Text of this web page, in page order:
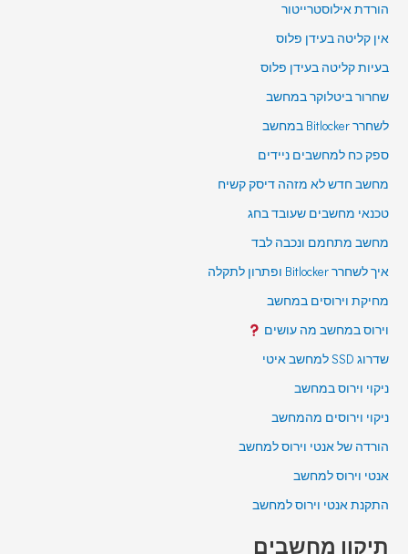
הורדת אילוסטרייטור
אין קליטה בעידן פלוס
בעיות קליטה בעידן פלוס
שחרור ביטלוקר במחשב
לשחרר Bitlocker במחשב
ספק כח למחשבים ניידים
מחשב חדש לא מזהה דיסק קשיח
טכנאי מחשבים שעובד בחג
מחשב מתחמם ונכבה לבד
איך לשחרר Bitlocker ופתרון לתקלה
מחיקת וירוסים במחשב
וירוס במחשב מה עושים
שדרוג SSD למחשב איטי
ניקוי וירוס במחשב
ניקוי וירוסים מהמחשב
הורדה של אנטי וירוס למחשב
אנטי וירוס למחשב
התקנת אנטי וירוס למחשב
תיקון מחשבים